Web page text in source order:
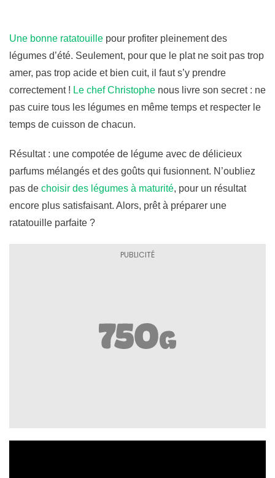
Une bonne ratatouille pour profiter pleinement des
légumes d’été. Seulement, pour que le plat ne soit pas trop
amer, pas trop acide et bien cuit, il faut s’y prendre
correctement ! Le chef Christophe nous livre son secret : ne
pas cuire tous les légumes en même temps et respecter le
temps de cuisson de chacun.
Résultat : une compotée de légume avec de délicieux
parfums mélangés et des goûts qui fusionnent. N’oubliez
pas de choisir des légumes à maturité, pour un résultat
encore plus satisfaisant. Alors, prêt à préparer une
ratatouille parfaite ?